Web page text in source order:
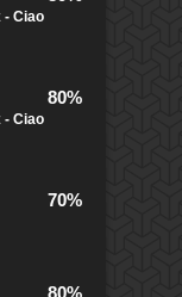
- Ciao
- Ciao
80%
70%
80%